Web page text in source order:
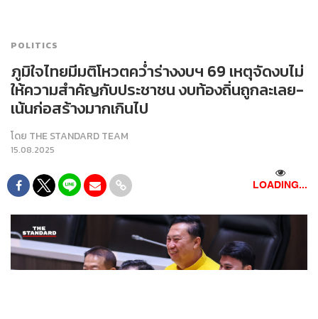
POLITICS
ภูมิใจไทยมีมติโหวตคว่ำร่างงบฯ 69 เหตุจัดงบไม่
ให้ความสำคัญกับประชาชน งบท้องถิ่นถูกละเลย-
เน้นก่อสร้างมากเกินไป
โดย THE STANDARD TEAM
15.08.2025
LOADING...